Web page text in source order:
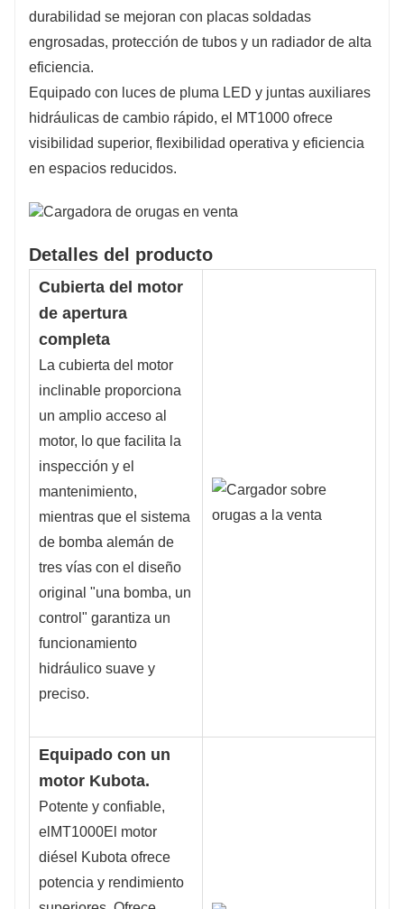
durabilidad se mejoran con placas soldadas
engrosadas, protección de tubos y un radiador de alta
eficiencia.
Equipado con luces de pluma LED y juntas auxiliares
hidráulicas de cambio rápido, el MT1000 ofrece
visibilidad superior, flexibilidad operativa y eficiencia
en espacios reducidos.
Detalles del producto
Cubierta del motor
de apertura
completa
La cubierta del motor
inclinable proporciona
un amplio acceso al
motor, lo que facilita la
inspección y el
mantenimiento,
mientras que el sistema
de bomba alemán de
tres vías con el diseño
original "una bomba, un
control" garantiza un
funcionamiento
hidráulico suave y
preciso.
Equipado con un
motor Kubota.
Potente y confiable,
el MT1000El motor
diésel Kubota ofrece
potencia y rendimiento